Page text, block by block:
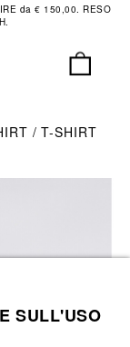
da € 150,00. RESO
T-SHIRT
SULL'USO